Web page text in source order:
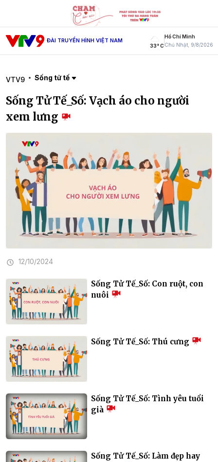
ĐÀI TRUYỀN HÌNH VIỆT NAM
33° C
Hồ Chí Minh
Chủ Nhật, 9/8/2026
VTV9 Sống tử tế
Sống Tử Tế_Số: Vạch áo cho người
xem lưng
12/10/2024
Sống Tử Tế_Số: Con ruột, con
nuôi
Sống Tử Tế_Số: Thú cưng
Sống Tử Tế_Số: Tình yêu tuổi
già
Sống Tử Tế_Số: Làm đẹp hay